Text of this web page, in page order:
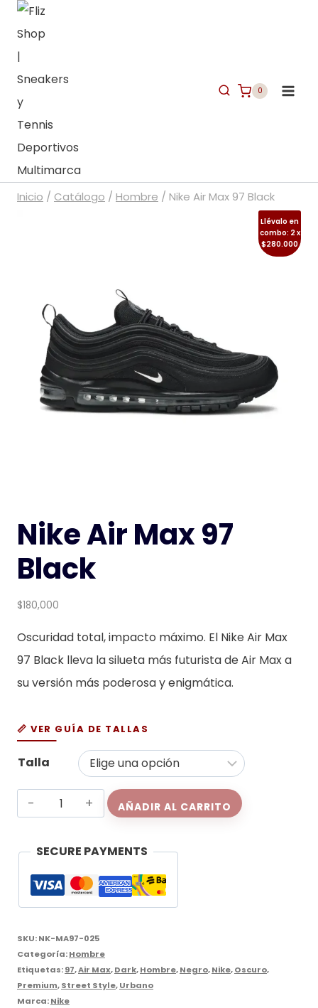
Saltar
contenido
0
Inicio / Catálogo / Hombre / Nike Air Max 97 Black
Llévalo en
combo: 2 x
$280.000
Nike Air Max 97
Black
$180,000
Oscuridad total, impacto máximo. El Nike Air Max
97 Black lleva la silueta más futurista de Air Max a
su versión más poderosa y enigmática.
📏 VER GUÍA DE TALLAS
Talla
Nike
Air
Max
Black
AÑADIR AL CARRITO
SECURE PAYMENTS
SKU:NK-MA97-025
Categoría:Hombre
Etiquetas:97,Air Max,Dark,Hombre,Negro,Nike,Oscuro,
Premium,Street Style,Urbano
Marca:Nike